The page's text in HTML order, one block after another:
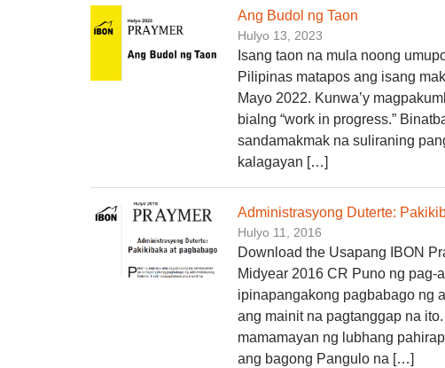
Ang Budol ng Taon
Hulyo 13, 2023
Isang taon na mula noong
Pilipinas matapos ang isang
Mayo 2022. Kunwa’y
bialng “work in progress.”
sandamakmak na suliraning
kalagayan […]
Administrasyong Duterte:
Hulyo 11, 2016
Download the Usapang IBON
Midyear 2016 CR Puno ng pag-
ipinapangakong pagbabago ng
ang mainit na pagtanggap na
mamamayan ng lubhang
ang bagong Pangulo na […]